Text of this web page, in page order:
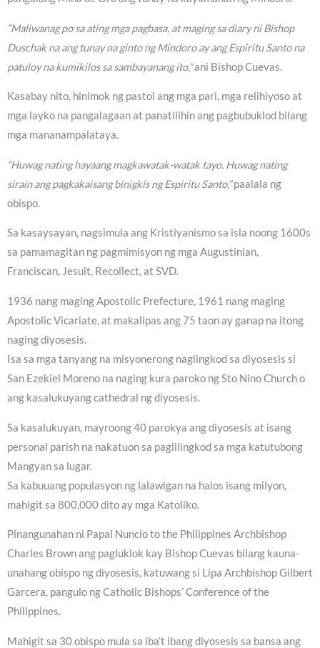
“Maliwanag po sa ating mga pagbasa, at maging sa diary ni Bishop
Duschak na ang tunay na ginto ng Mindoro ay ang Espiritu Santo na
patuloy na kumikilos sa sambayanang ito,”ani Bishop Cuevas.
Kasabay nito, hinimok ng pastol ang mga pari, mga relihiyoso at
mga layko na pangalagaan at panatilihin ang pagbubuklod bilang
mga mananampalataya.
“Huwag nating hayaang magkawatak-watak tayo. Huwag nating
sirain ang pagkakaisang binigkis ng Espiritu Santo,”paalala ng
obispo.
Sa kasaysayan, nagsimula ang Kristiyanismo sa isla noong 1600s
sa pamamagitan ng pagmimisyon ng mga Augustinian,
Franciscan, Jesuit, Recollect, at SVD.
1936 nang maging Apostolic Prefecture, 1961 nang maging
Apostolic Vicariate, at makalipas ang 75 taon ay ganap na itong
naging diyosesis.
Isa sa mga tanyang na misyonerong naglingkod sa diyosesis si
San Ezekiel Moreno na naging kura paroko ng Sto Nino Church o
ang kasalukuyang cathedral ng diyosesis.
Sa kasalukuyan, mayroong 40 parokya ang diyosesis at isang
personal parish na nakatuon sa paglilingkod sa mga katutubong
Mangyan sa lugar.
Sa kabuuang populasyon ng lalawigan na halos isang milyon,
mahigit sa 800,000 dito ay mga Katoliko.
Pinangunahan ni Papal Nuncio to the Philippines Archbishop
Charles Brown ang pagluklok kay Bishop Cuevas bilang kauna-
unahang obispo ng diyosesis, katuwang si Lipa Archbishop Gilbert
Garcera, pangulo ng Catholic Bishops’ Conference of the
Philippines.
Mahigit sa 30 obispo mula sa iba’t ibang diyosesis sa bansa ang